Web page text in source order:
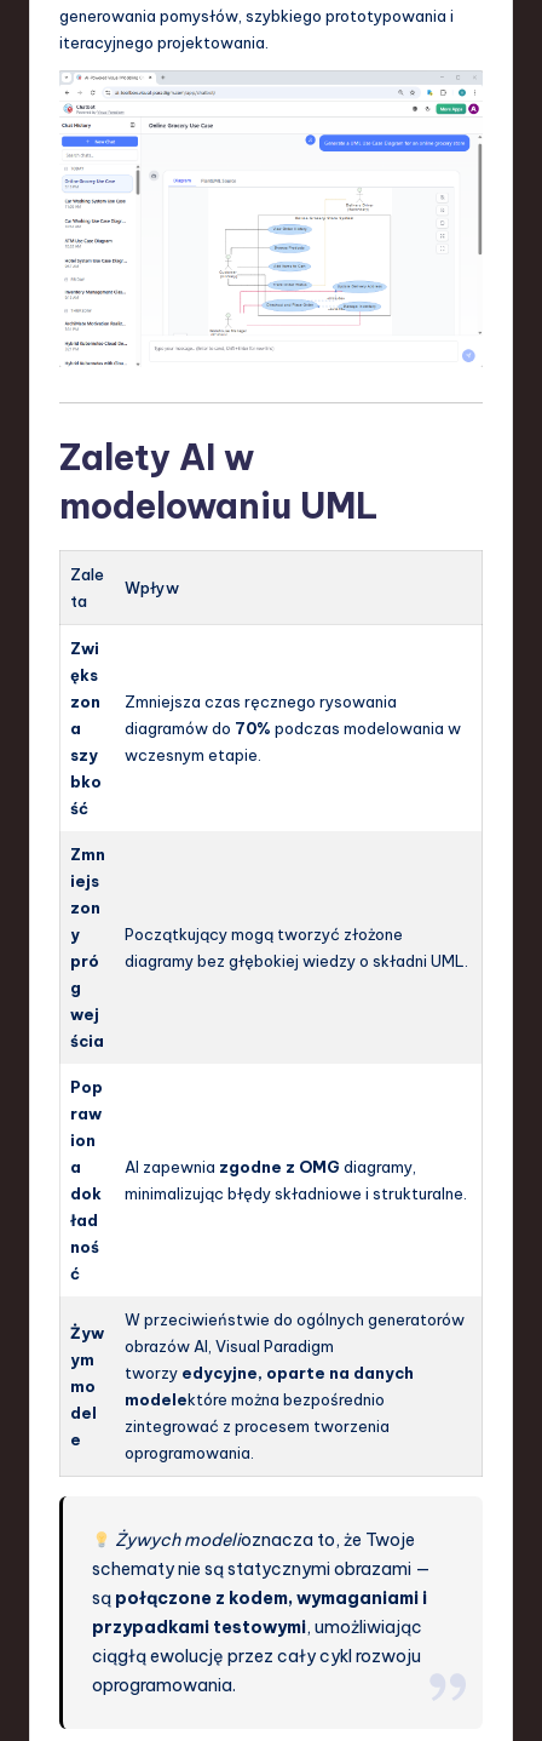
generowania pomysłów, szybkiego prototypowania i
iteracyjnego projektowania.
Zalety AI w
modelowaniu UML
Zale
ta
Wpływ
Zwi
ęks
zon
a
szy
bko
ść
Zmniejsza czas ręcznego rysowania
diagramów do 70% podczas modelowania w
wczesnym etapie.
Zmn
iejs
zon
y
pró
g
wej
ścia
Początkujący mogą tworzyć złożone
diagramy bez głębokiej wiedzy o składni UML.
Pop
raw
ion
a
dok
ład
noś
ć
AI zapewnia zgodne z OMG diagramy,
minimalizując błędy składniowe i strukturalne.
Żyw
ym
mo
del
e
W przeciwieństwie do ogólnych generatorów
obrazów AI, Visual Paradigm
tworzy edycyjne, oparte na danych
modelektóre można bezpośrednio
zintegrować z procesem tworzenia
oprogramowania.
Żywych modelioznacza to, że Twoje
schematy nie są statycznymi obrazami —
są połączone z kodem, wymaganiami i
przypadkami testowymi, umożliwiając
ciągłą ewolucję przez cały cykl rozwoju
oprogramowania.